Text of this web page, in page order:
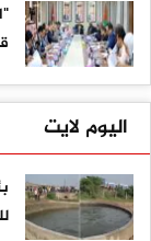
اليوم لايت